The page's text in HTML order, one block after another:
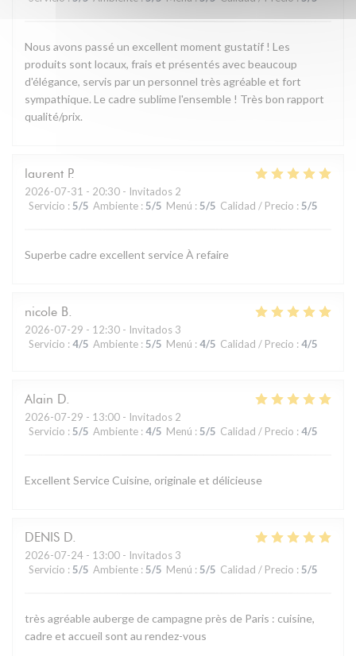
Nous avons passé un excellent moment gustatif ! Les
produits sont locaux, frais et présentés avec beaucoup
d'élégance, servis par un personnel très agréable et fort
sympathique. Le cadre sublime l'ensemble ! Très bon rapport
qualité/prix.
laurent P
2026-07-31 - 20:30 - Invitados 2
Servicio : 5/5 Ambiente : 5/5 Menú : 5/5 Calidad / Precio : 5/5
Superbe cadre excellent service À refaire
nicole B
2026-07-29 - 12:30 - Invitados 3
Servicio : 4/5 Ambiente : 5/5 Menú : 4/5 Calidad / Precio : 4/5
Alain D
2026-07-29 - 13:00 - Invitados 2
Servicio : 5/5 Ambiente : 4/5 Menú : 5/5 Calidad / Precio : 4/5
Excellent Service Cuisine, originale et délicieuse
DENIS D
2026-07-24 - 13:00 - Invitados 3
Servicio : 5/5 Ambiente : 5/5 Menú : 5/5 Calidad / Precio : 5/5
très agréable auberge de campagne près de Paris : cuisine,
cadre et accueil sont au rendez-vous